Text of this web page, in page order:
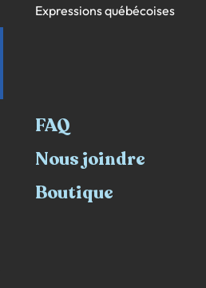
Expressions québécoises
FAQ
Nous joindre
Boutique